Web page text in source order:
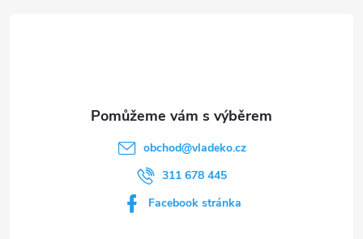
obchod@vladeko.cz
311 678 445
Facebook stránka